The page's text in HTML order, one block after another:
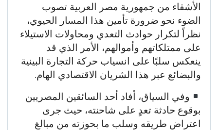
الأشقاء من جمهورية مصر العربية تصوب
الضوء نحو ضرورة تأمين هذا المسار الحيوي،
نظراً لتكرار حوادث التعدي ومحاولات الاستيلاء
على ممتلكاتهم وأموالهم، الأمر الذي قد
ينعكس سلبًا على انسياب حركة التجارة البينية
والبضائع عبر هذا الشريان الاقتصادي الهام.
وفي السياق، أفاد أحد السائقين المصريين
بوقوع حادثة تعدٍ على شاحنته، حيث جرى
اعتراض طريقه وسلب ما بحوزته من مبالغ